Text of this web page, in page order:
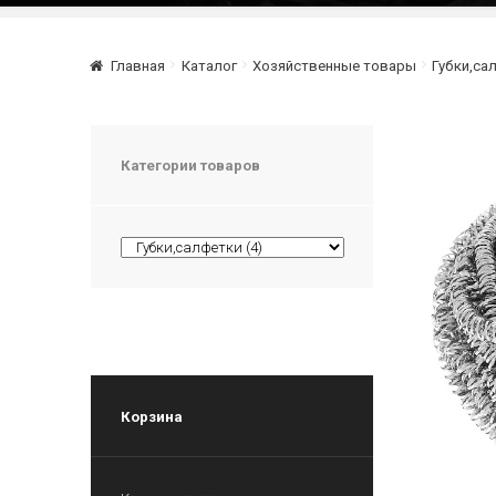
Главная Каталог Хозяйственные товары
Категории товаров
Корзина